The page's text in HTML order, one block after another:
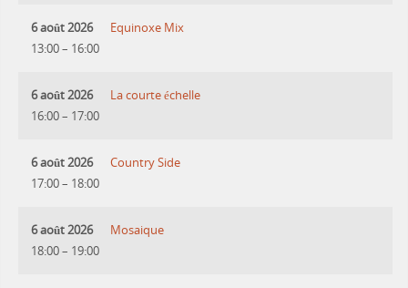
6 août 2026
13:00– 16:00
Equinoxe Mix
6 août 2026
16:00– 17:00
La courte échelle
6 août 2026
17:00– 18:00
Country Side
6 août 2026
18:00– 19:00
Mosaique